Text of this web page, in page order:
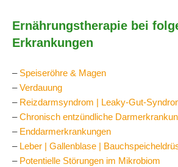
Ernährungstherapie bei
Erkrankungen
– Speiseröhre & Magen
–Verdauung
– Reizdarmsyndrom | Leaky-Gut-
–Chronisch entzündliche
– Enddarmerkrankungen
– Leber | Gallenblase |
– Potentielle Störungen im Mikrobiom